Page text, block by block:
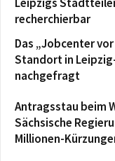
recherchierbar
Das „Jobcenter
Standort in
nachgefragt
Antragsstau beim
Sächsische
Millionen-